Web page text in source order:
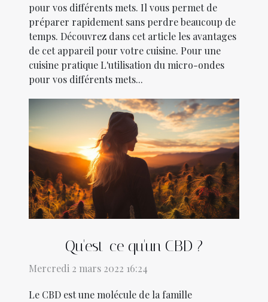
pour vos différents mets. Il vous permet de
préparer rapidement sans perdre beaucoup de
temps. Découvrez dans cet article les avantages
de cet appareil pour votre cuisine. Pour une
cuisine pratique L'utilisation du micro-ondes
pour vos différents mets...
Qu'est-ce qu'un CBD ?
Mercredi 2 mars 2022 16:24
Le CBD est une molécule de la famille